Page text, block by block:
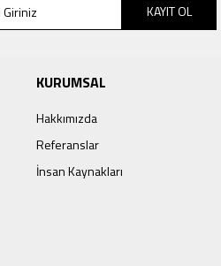
KAYIT OL
KURUMSAL
Hakkımızda
Referanslar
İnsan Kaynakları